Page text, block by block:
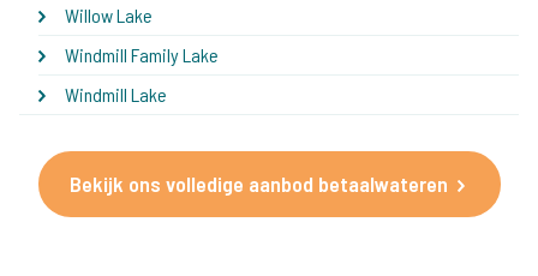
Willow Lake
Windmill Family Lake
Windmill Lake
Bekijk ons volledige aanbod betaalwateren